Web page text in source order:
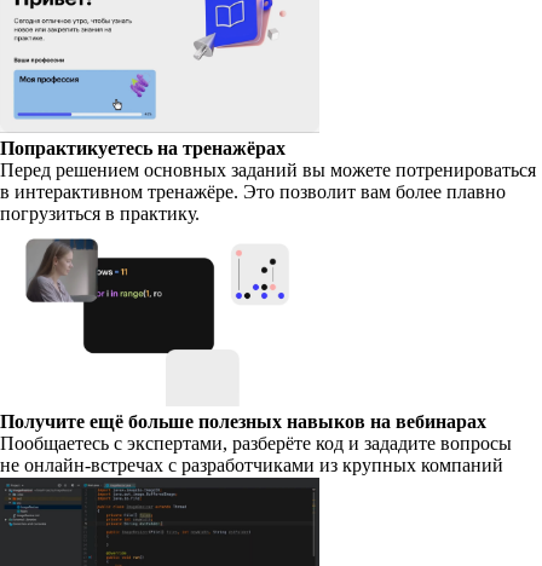
Попрактикуетесь на тренажёрах
Перед решением основных заданий вы можете потренироваться
в интерактивном тренажёре. Это позволит вам более плавно
погрузиться в практику.
Получите ещё больше полезных навыков на вебинарах
Пообщаетесь с экспертами, разберёте код и зададите вопросы
не онлайн-встречах с разработчиками из крупных компаний